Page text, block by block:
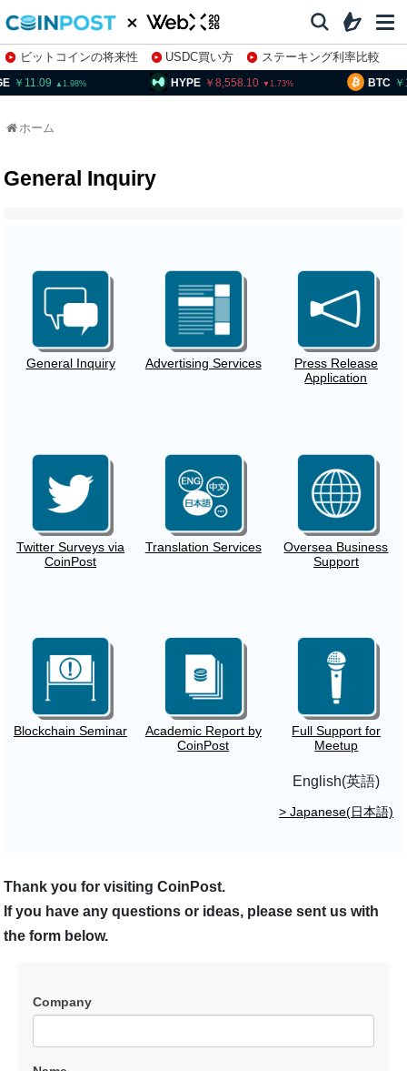
ビットコインの将来性 USDC買い方
ステーキング利率比較
株特集・関連銘柄
BTC
11.09 1.98 HYPE 8,558.10 1.73
ホーム
General Inquiry
General Inquiry Advertising Services
Press Release
Application
Twitter Surveys via
CoinPost
Translation Services
Oversea Business
Support
Blockchain Seminar
Academic Report by
CoinPost
Full Support for
Meetup
English(英語)
> Japanese(日本語)
Thank you for visiting CoinPost.
If you have any questions or ideas, please sent us with
the form below.
Company